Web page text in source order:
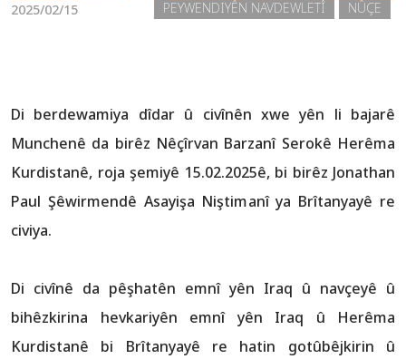
2025/02/15 NÛÇE
PEYWENDIYÊN NAVDEWLETÎ
Di berdewamiya dîdar û civînên xwe yên li bajarê
Munchenê da birêz Nêçîrvan Barzanî Serokê Herêma
Kurdistanê, roja şemiyê 15.02.2025ê, bi birêz Jonathan
Paul Şêwirmendê Asayişa Niştimanî ya Brîtanyayê re
civiya.
Di civînê da pêşhatên emnî yên Iraq û navçeyê û
bihêzkirina hevkariyên emnî yên Iraq û Herêma
Kurdistanê bi Brîtanyayê re hatin gotûbêjkirin û